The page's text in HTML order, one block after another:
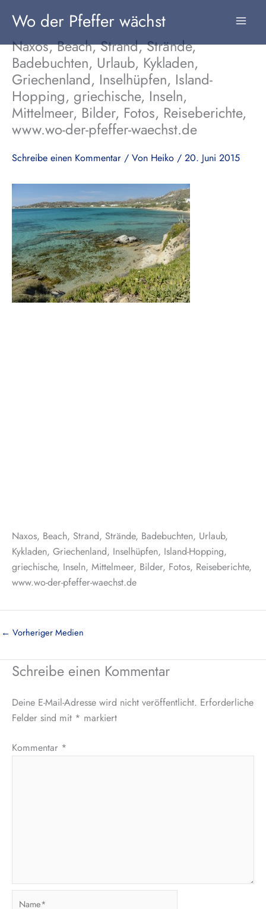
Inhalt
springen
Wo der Pfeffer wächst
Naxos, Beach, Strand, Strände,
Badebuchten, Urlaub, Kykladen,
Griechenland, Inselhüpfen, Island-
Hopping, griechische, Inseln,
Mittelmeer, Bilder, Fotos, Reiseberichte,
www.wo-der-pfeffer-waechst.de
Schreibe einen Kommentar / Von Heiko / 20. Juni 2015
Naxos, Beach, Strand, Strände, Badebuchten, Urlaub,
Kykladen, Griechenland, Inselhüpfen, Island-Hopping,
griechische, Inseln, Mittelmeer, Bilder, Fotos, Reiseberichte,
www.wo-der-pfeffer-waechst.de
← Vorheriger Medien
Schreibe einen Kommentar
Deine E-Mail-Adresse wird nicht veröffentlicht. Erforderliche
Felder sind mit * markiert
Kommentar *